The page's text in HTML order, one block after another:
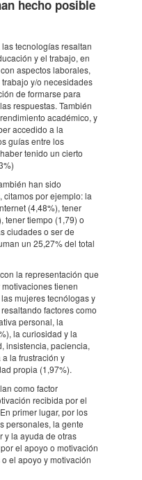
hecho posible
tecnologías resaltan
y el trabajo, en
aspectos laborales,
y/o necesidades
de formarse para
respuestas. También
académico, y
accedido a la
guías entre los
tenido un cierto
han sido
citamos por ejemplo: la
(4,48%), tener
tener tiempo (1,79) o
ciudades o ser de
un 25,27% del total
la representación que
tienen
mujeres tecnólogas y
factores como
personal, la
la curiosidad y la
insistencia, paciencia,
la frustración y
propia (1,97%).
como factor
recibida por el
primer lugar, por los
personales, la gente
y la ayuda de otras
el apoyo o motivación
el apoyo y motivación